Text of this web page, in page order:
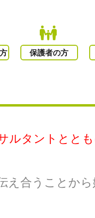
保護者の方
ルタントとと
え合うことか